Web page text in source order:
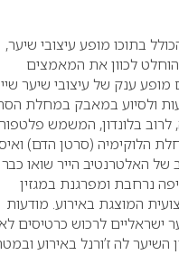
בתוכו מופע עיצובי שיער,
לכוון את המאמצים
ענק של עיצובי שיער
ולסיוע במאבק במחלת
הייר שואו האגדי: אירוע המתקיים מזה 25 שנה, לרוב בלונדון, המשמש
הלוקימיה (סרטן הדם)
של האלטרנטיב הייר שואו כבר
נרחבת ומפרגנת במגזין
המוצגת באירוע. מודעות
לרכוש כרטיסים
לה ז’ורנל באירוע